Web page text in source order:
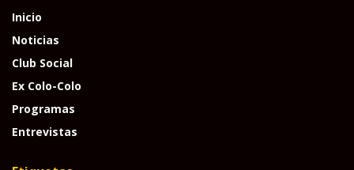
Inicio
Noticias
Club Social
Ex Colo-Colo
Programas
Entrevistas